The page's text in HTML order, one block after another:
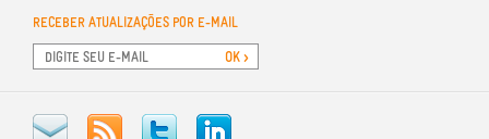
RECEBER ATUALIZAÇÕES POR E-MAIL